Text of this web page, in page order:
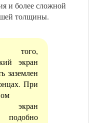
и более сложной
толщины.
того,
экран
заземлен
При
экран
подобно